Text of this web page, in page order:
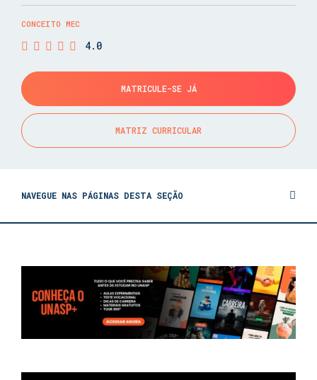
CONCEITO MEC
4.0
MATRICULE-SE JÁ
MATRIZ CURRICULAR
NAVEGUE NAS PÁGINAS DESTA SEÇÃO